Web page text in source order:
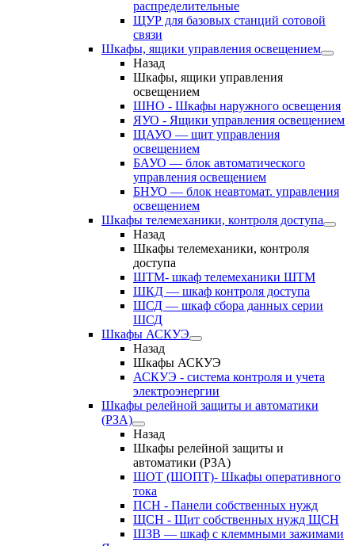
распределительные
ЩУР для базовых станций сотовой
связи
Шкафы, ящики управления освещением
Назад
Шкафы, ящики управления
освещением
ШНО - Шкафы наружного освещения
ЯУО - Ящики управления освещением
ЩАУО — щит управления
освещением
БАУО — блок автоматического
управления освещением
БНУО — блок неавтомат. управления
освещением
Шкафы телемеханики, контроля доступа
Назад
Шкафы телемеханики, контроля
доступа
ШТМ- шкаф телемеханики ШТМ
ШКД — шкаф контроля доступа
ШСД — шкаф сбора данных серии
ШСД
Шкафы АСКУЭ
Назад
Шкафы АСКУЭ
АСКУЭ - система контроля и учета
электроэнергии
Шкафы релейной защиты и автоматики
(РЗА)
Назад
Шкафы релейной защиты и
автоматики (РЗА)
ШОТ (ШОПТ)- Шкафы оперативного
тока
ПСН - Панели собственных нужд
ЩСН - Щит собственных нужд ЩСН
ШЗВ — шкаф с клеммными зажимами